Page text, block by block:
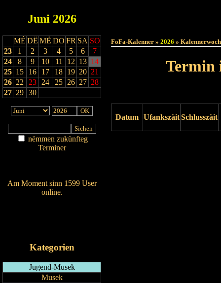
Juni 2026
MÉ DË MË DO FR SA SO
23
1 2 3 4 5 6
7
24
8 9 10 11 12 13 14
25 15 16 17 18 19 20 21
26 22 23 24 25 26 27 28
27 29 30
nëmmen zukünfteg
Terminer
Am Moment sinn 1599 User
online.
Kategorien
Jugend-Musek
Musek
FoFa-Kalenner » 2026 »
Termin
Datum UfankszäitSchlusszäit